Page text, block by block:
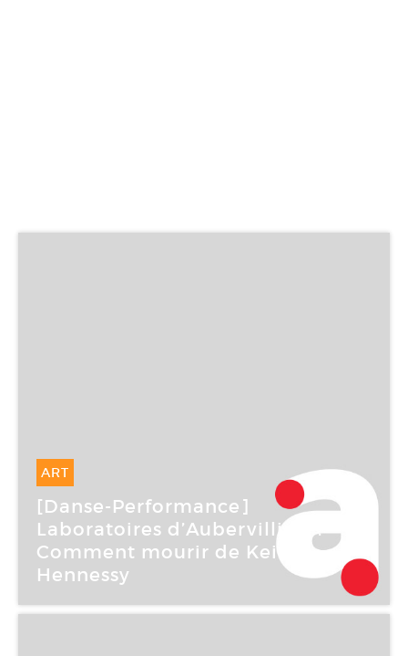
ART
22 Mar -24 Mar 2006
[Danse-Performance]
Laboratoires d’Aubervilliers :
Comment mourir de Keith
Hennessy